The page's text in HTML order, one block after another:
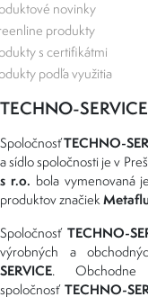
novinky
produkty
s certifikátmi
podľa využitia
TECHNO-
SpoločnosťTECHNO-
a sídlo spoločnosti je v
s r.o. bola vymenovaná
produktov značiek
Spoločnosť TECHNO-
výrobných a
SERVICE.
spoločnosťTECHNO-